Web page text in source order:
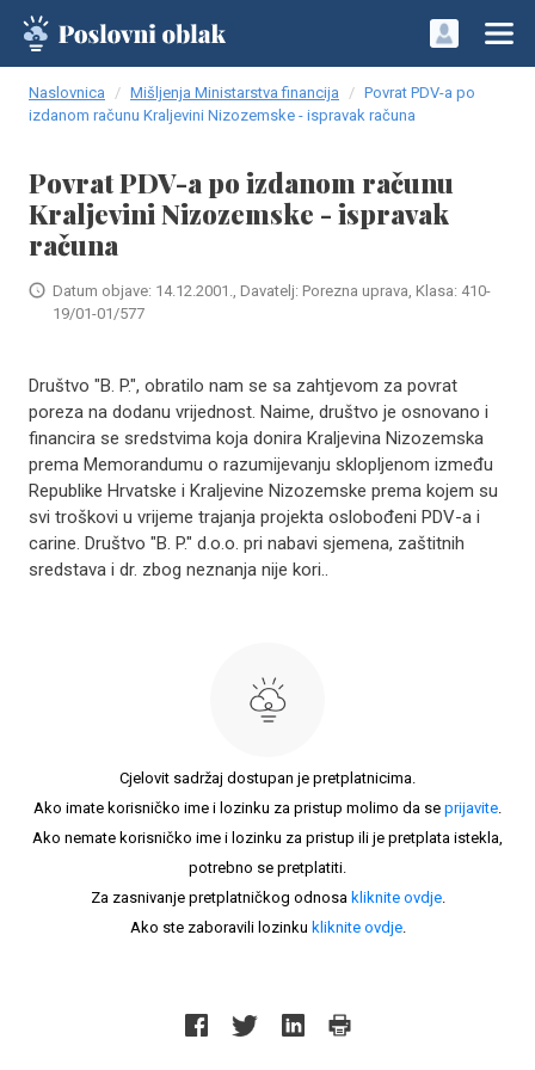
Naslovnica Mišljenja Ministarstva financija
Povrat PDV-a po
izdanom računu Kraljevini Nizozemske - ispravak računa
Povrat PDV-a po izdanom računu
Kraljevini Nizozemske - ispravak
računa
Datum objave: 14.12.2001., Davatelj: Porezna uprava, Klasa: 410-
19/01-01/577
Društvo "B. P.", obratilo nam se sa zahtjevom za povrat
poreza na dodanu vrijednost. Naime, društvo je osnovano i
financira se sredstvima koja donira Kraljevina Nizozemska
prema Memorandumu o razumijevanju sklopljenom između
Republike Hrvatske i Kraljevine Nizozemske prema kojem su
svi troškovi u vrijeme trajanja projekta oslobođeni PDV-a i
carine. Društvo "B. P." d.o.o. pri nabavi sjemena, zaštitnih
sredstava i dr. zbog neznanja nije kori..
Cjelovit sadržaj dostupan je pretplatnicima.
Ako imate korisničko ime i lozinku za pristup molimo da se prijavite.
Ako nemate korisničko ime i lozinku za pristup ili je pretplata istekla,
potrebno se pretplatiti.
Za zasnivanje pretplatničkog odnosa kliknite ovdje.
Ako ste zaboravili lozinku kliknite ovdje.